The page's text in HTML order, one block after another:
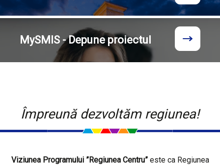
MySMIS - Depune proiectul
Împreună dezvoltăm regiunea!
Viziunea Programului ”Regiunea Centru”este ca Regiunea